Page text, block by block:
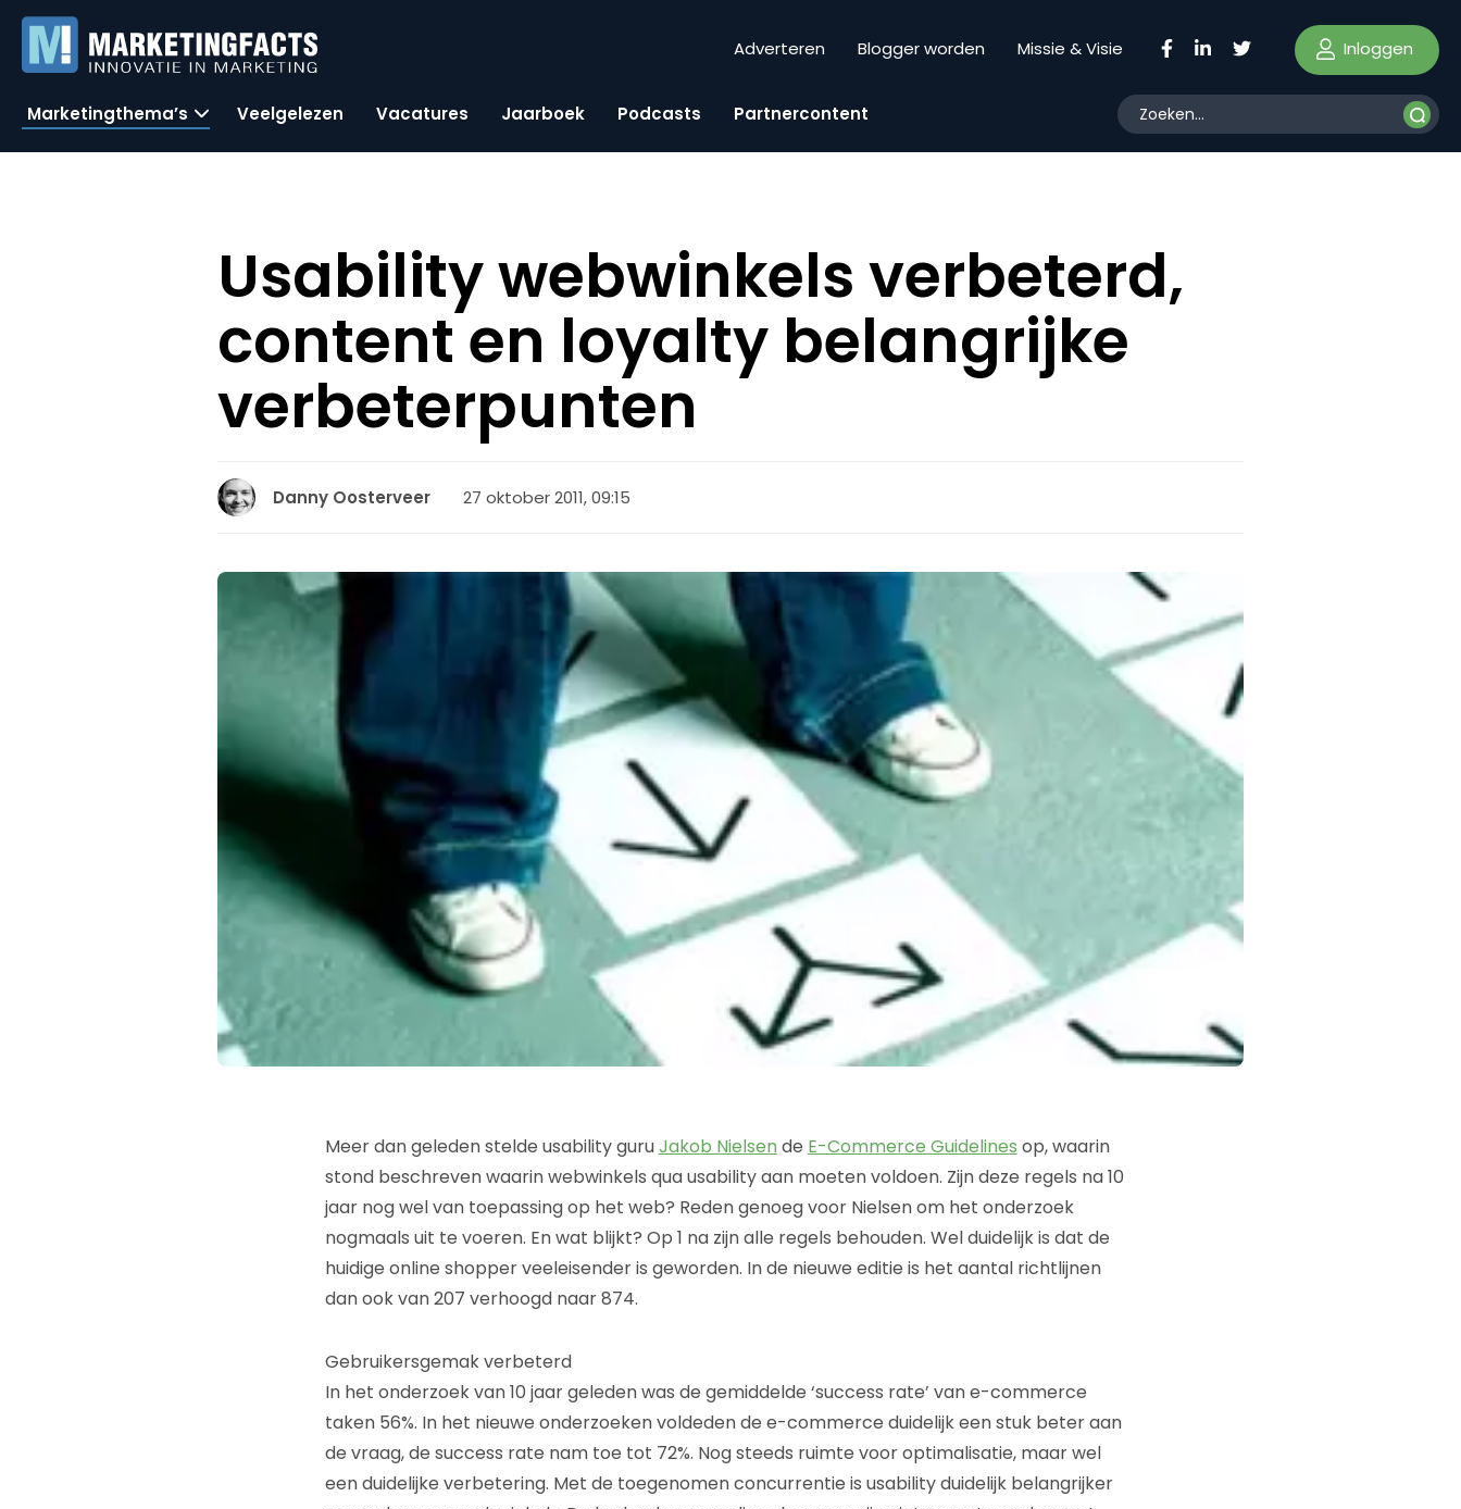
Adverteren Blogger worden Missie & Visie Inloggen
Marketingthema’s Veelgelezen Vacatures Jaarboek Podcasts Partnercontent
Usability webwinkels verbeterd,
content en loyalty belangrijke
verbeterpunten
Danny Oosterveer 27 oktober 2011, 09:15
Meer dan geleden stelde usability guruJakob Nielsen de E-Commerce Guidelines op, waarin
stond beschreven waarin webwinkels qua usability aan moeten voldoen. Zijn deze regels na 10
jaar nog wel van toepassing op het web? Reden genoeg voor Nielsen om het onderzoek
nogmaals uit te voeren. En wat blijkt? Op 1 na zijn alle regels behouden. Wel duidelijk is dat de
huidige online shopper veeleisender is geworden. In de nieuwe editie is het aantal richtlijnen
dan ook van 207 verhoogd naar 874.
Gebruikersgemak verbeterd
In het onderzoek van 10 jaar geleden was de gemiddelde ‘success rate’ van e-commerce
taken 56%. In het nieuwe onderzoeken voldeden de e-commerce duidelijk een stuk beter aan
de vraag, de success rate nam toe tot 72%. Nog steeds ruimte voor optimalisatie, maar wel
een duidelijke verbetering. Met de toegenomen concurrentie is usability duidelijk belangrijker